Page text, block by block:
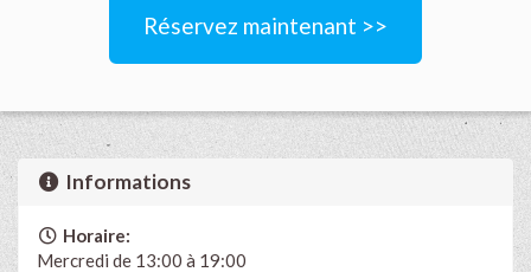
Réservez maintenant >>
Informations
Horaire:
Mercredi de 13:00 à 19:00